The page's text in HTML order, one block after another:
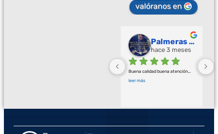
valóranos en
Palmeras Doradas
hace 3 meses
Buena calidad buena atención
leer más